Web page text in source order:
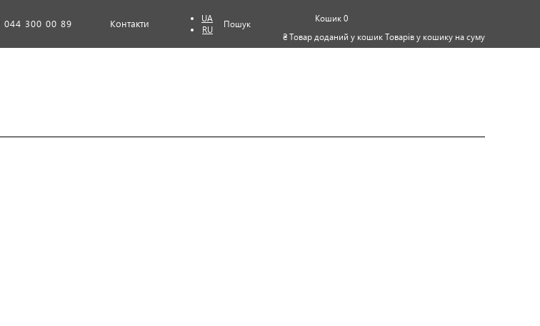
300 00 89 Контакти
UA
RU
Пошук
0
₴ Товар доданий у кошик Товарів у кошику на суму